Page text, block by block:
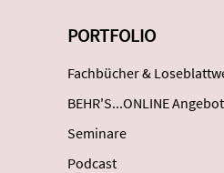
PORTFOLIO
Fachbücher &
BEHR'S...ONLINE Angebot
Seminare
Podcast